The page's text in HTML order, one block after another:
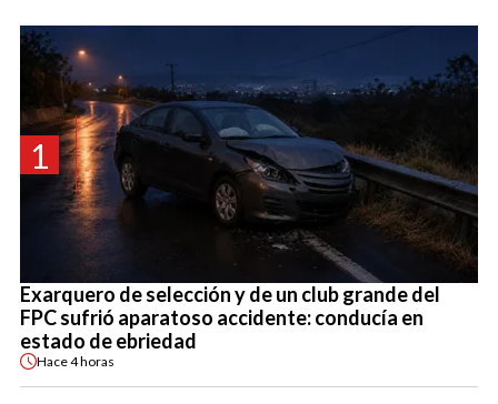
1
Exarquero de selección y de un club grande del
FPC sufrió aparatoso accidente: conducía en
estado de ebriedad
Hace4 horas